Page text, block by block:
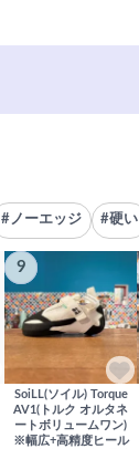
#ノーエッジ #硬い
9
SoiLL(ソイル) Torque
AV1(トルク オルタネ
ートボリュームワン)
※幅広+高精度ヒール